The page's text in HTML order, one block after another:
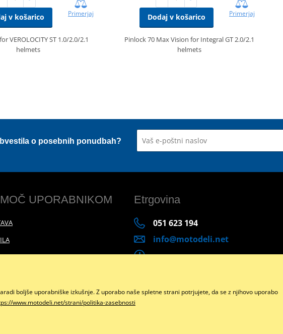
v košarico Primerjaj
VEROLOCITY ST 1.0/2.0/2.1
helmets
Dodaj v košarico Primerjaj
Pinlock 70 Max Vision for Integral GT 2.0/2.1
helmets
o posebnih ponudbah?
UPORABNIKOM Etrgovina
051 623 194
info@motodeli.net
Facebook
boljše uporabniške izkušnje. Z uporabo naše spletne strani potrjujete, da se z njihovo uporabo
www.motodeli.net/strani/politika-zasebnosti